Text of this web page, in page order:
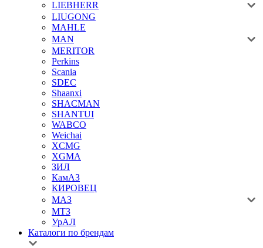
LIEBHERR
LIUGONG
MAHLE
MAN
MERITOR
Perkins
Scania
SDEC
Shaanxi
SHACMAN
SHANTUI
WABCO
Weichai
XCMG
XGMA
ЗИЛ
КамАЗ
КИРОВЕЦ
МАЗ
МТЗ
УрАЛ
Каталоги по брендам